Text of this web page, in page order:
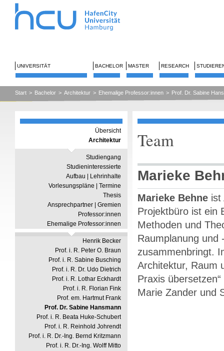
UNIVERSITÄT BACHELOR MASTER RESEARCH
Start > Bachelor > Architektur > Ehemalige Professor:innen > Prof. Dr. Sabine
Übersicht
Architektur
Studiengang
Studieninteressierte
Aufbau | Lehrinhalte
Vorlesungspläne | Termine
Thesis
Ansprechpartner | Gremien
Professor:innen
Ehemalige Professor:innen
Henrik Becker
Prof. i. R. Peter O. Braun
Prof. i. R. Sabine Busching
Prof. i. R. Dr. Udo Dietrich
Prof. i. R. Lothar Eckhardt
Prof. i. R. Florian Fink
Prof. em. Hartmut Frank
Prof. Dr. Sabine Hansmann
Prof. i. R. Beata Huke-Schubert
Prof. i. R. Reinhold Johrendt
Prof. i. R. Dr.-Ing. Bernd Kritzmann
Prof. i. R. Dr.-Ing. Wolff Mitto
Team
Marieke
Marieke Behne ist
Projektbüro ist ein
Methoden und
Raumplanung und
zusammenbringt.
Architektur, Raum
Praxis
Marie Zander und